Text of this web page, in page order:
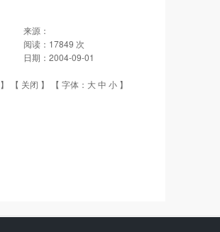
来源：
阅读： 17849 次
日期： 2004-09-01
】 【 关闭 】 【 字体： 大中 小 】